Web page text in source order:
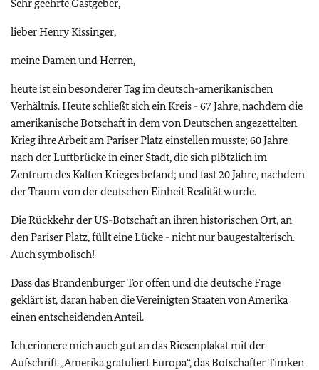
Sehr geehrte Gastgeber,
lieber Henry Kissinger,
meine Damen und Herren,
heute ist ein besonderer Tag im deutsch-amerikanischen
Verhältnis. Heute schließt sich ein Kreis - 67 Jahre, nachdem die
amerikanische Botschaft in dem von Deutschen angezettelten
Krieg ihre Arbeit am Pariser Platz einstellen musste; 60 Jahre
nach der Luftbrücke in einer Stadt, die sich plötzlich im
Zentrum des Kalten Krieges befand; und fast 20 Jahre, nachdem
der Traum von der deutschen Einheit Realität wurde.
Die Rückkehr der US-Botschaft an ihren historischen Ort, an
den Pariser Platz, füllt eine Lücke - nicht nur baugestalterisch.
Auch symbolisch!
Dass das Brandenburger Tor offen und die deutsche Frage
geklärt ist, daran haben die Vereinigten Staaten von Amerika
einen entscheidenden Anteil.
Ich erinnere mich auch gut an das Riesenplakat mit der
Aufschrift „Amerika gratuliert Europa“, das Botschafter Timken